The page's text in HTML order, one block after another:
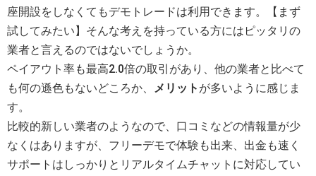
座開設をしなくてもデモトレードは利用できます。【まず
試してみたい】そんな考えを持っている方にはピッタリの
業者と言えるのではないでしょうか。
ペイアウト率も最高2.0倍の取引があり、他の業者と比べて
も何の遜色もないどころか、 メリット が多いように感じま
す。
比較的新しい業者のようなので、口コミなどの情報量が少
なくはありますが、フリーデモで体験も出来、出金も速く
サポートはしっかりとリアルタイムチャットに対応してい